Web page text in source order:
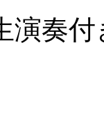
演奏